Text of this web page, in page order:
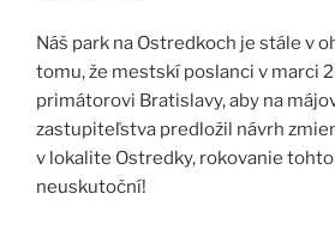
Náš park na Ostredkoch je stále v
tomu, že mestskí poslanci v marci
primátorovi Bratislavy, aby na
zastupiteľstva predložil návrh
v lokalite Ostredky, rokovanie
neuskutoční!